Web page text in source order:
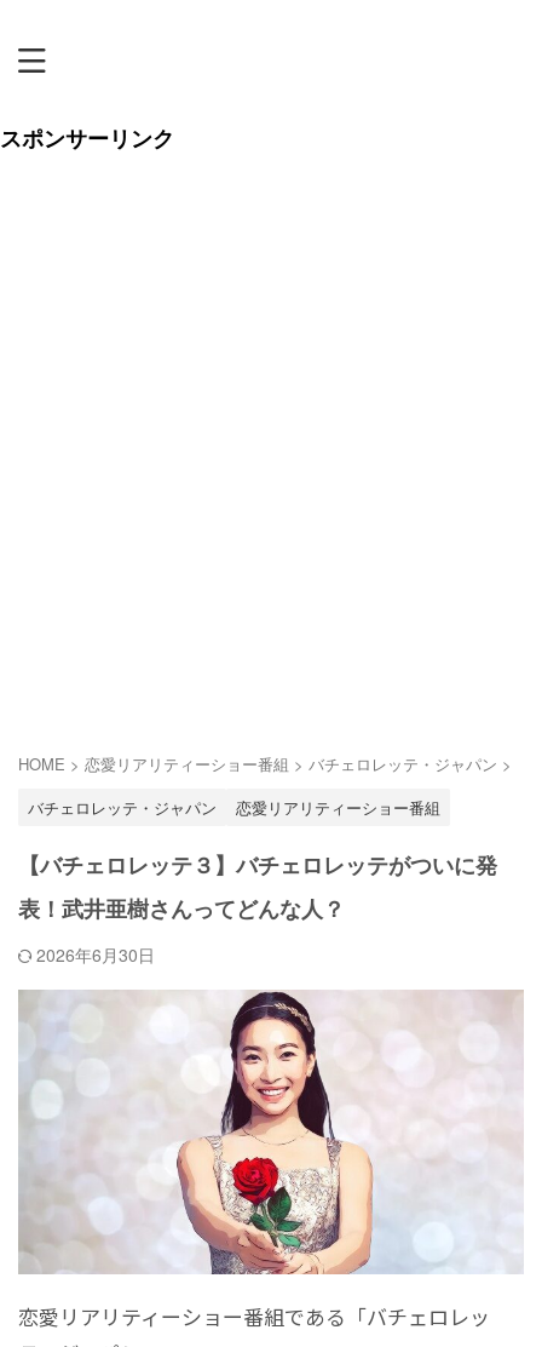
スポンサーリンク
HOME > 恋愛リアリティーショー番組 > バチェロレッテ・ジャパン >
バチェロレッテ・ジャパン
恋愛リアリティーショー番組
【バチェロレッテ３】バチェロレッテがついに発
表！武井亜樹さんってどんな人？
2026年6月30日
恋愛リアリティーショー番組である「バチェロレッ